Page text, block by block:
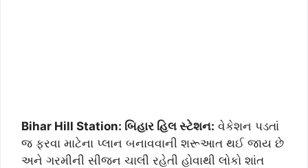
Bihar Hill Station: બિહાર હિલ સ્ટેશન: વેકેશન પડતાં
જ ફરવા માટેના પ્લાન બનાવવાની શરૂઆત થઈ જાય છે
અને ગરમીની સીજન ચાલી રહેતી હોવાથી લોકો શાંત